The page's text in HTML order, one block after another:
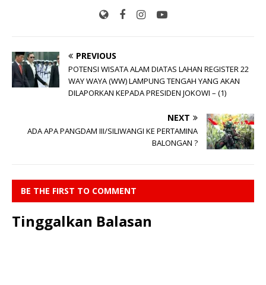
PREVIOUS
POTENSI WISATA ALAM DIATAS LAHAN REGISTER 22
WAY WAYA (WW) LAMPUNG TENGAH YANG AKAN
DILAPORKAN KEPADA PRESIDEN JOKOWI – (1)
NEXT
ADA APA PANGDAM III/SILIWANGI KE PERTAMINA
BALONGAN ?
BE THE FIRST TO COMMENT
Tinggalkan Balasan